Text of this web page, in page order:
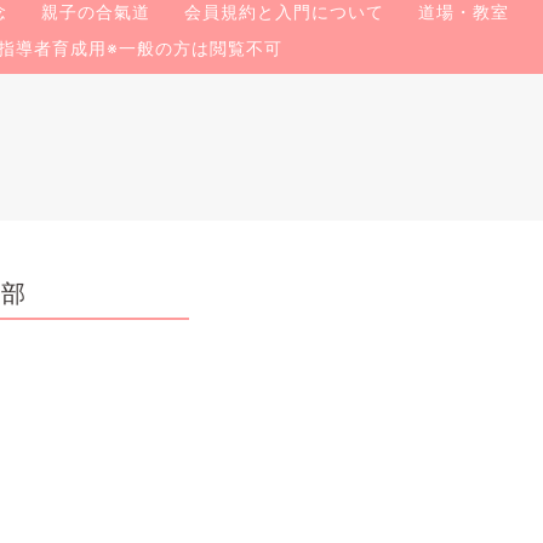
親子の合氣道 会員規約と入門について
道場・教室
導者育成用※一般の方は閲覧不可